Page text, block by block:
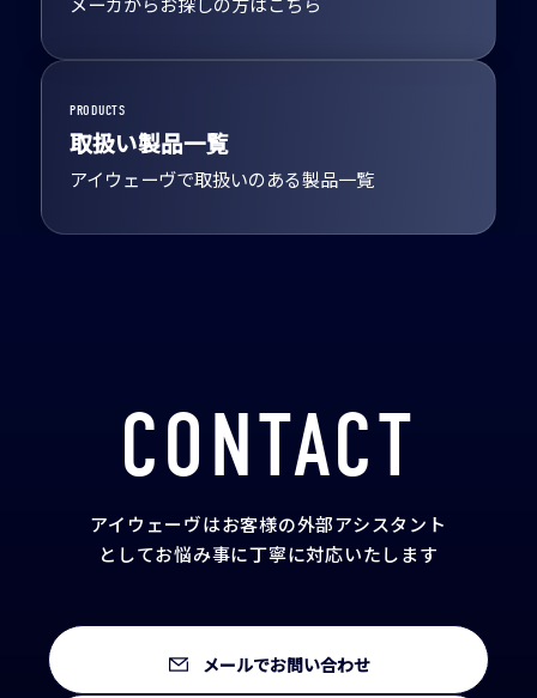
PRODUCTS
取扱い製品一覧
アイウェーヴで取扱いのある製品一覧
CONTACT
アイウェーヴはお客様の外部アシスタント
としてお悩み事に丁寧に対応いたします
メールでお問い合わせ